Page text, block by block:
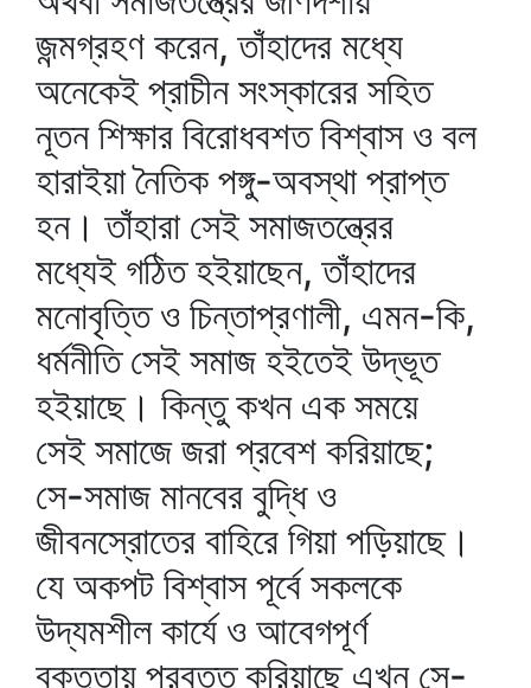
জন্মগ্রহণ করেন, তাঁহাদের মধ্যে
অনেকেই প্রাচীন সংস্কারের সহিত
নূতন শিক্ষার বিরোধবশত বিশ্বাস ও বল
হারাইয়া নৈতিক পঙ্গু-অবস্থা প্রাপ্ত
হন। তাঁহারা সেই সমাজতন্ত্রের
মধ্যেই গঠিত হইয়াছেন, তাঁহাদের
মনোবৃত্তি ও চিন্তাপ্রণালী, এমন-কি,
ধর্মনীতি সেই সমাজ হইতেই উদ্ভূত
হইয়াছে। কিন্তু কখন এক সময়ে
সেই সমাজে জরা প্রবেশ করিয়াছে;
সে-সমাজ মানবের বুদ্ধি ও
জীবনস্রোতের বাহিরে গিয়া পড়িয়াছে।
যে অকপট বিশ্বাস পূর্বে সকলকে
উদ্যমশীল কার্যে ও আবেগপূর্ণ
বক্তৃতায় প্রবৃত্ত করিয়াছে এখন সে-